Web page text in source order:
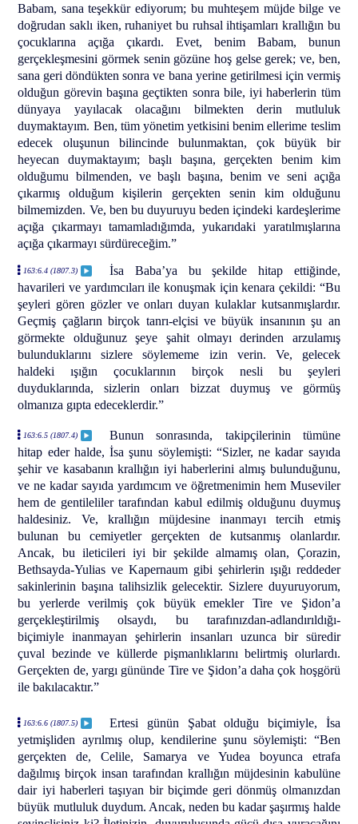
Babam, sana teşekkür ediyorum; bu muhteşem müjde bilge ve
doğrudan saklı iken, ruhaniyet bu ruhsal ihtişamları krallığın bu
çocuklarına açığa çıkardı. Evet, benim Babam, bunun
gerçekleşmesini görmek senin gözüne hoş gelse gerek; ve, ben,
sana geri döndükten sonra ve bana yerine getirilmesi için vermiş
olduğun görevin başına geçtikten sonra bile, iyi haberlerin tüm
dünyaya yayılacak olacağını bilmekten derin mutluluk
duymaktayım. Ben, tüm yönetim yetkisini benim ellerime teslim
edecek oluşunun bilincinde bulunmaktan, çok büyük bir
heyecan duymaktayım; başlı başına, gerçekten benim kim
olduğumu bilmenden, ve başlı başına, benim ve seni açığa
çıkarmış olduğum kişilerin gerçekten senin kim olduğunu
bilmemizden. Ve, ben bu duyuruyu beden içindeki kardeşlerime
açığa çıkarmayı tamamladığımda, yukarıdaki yaratılmışlarına
açığa çıkarmayı sürdüreceğim.”
163:6.4 (1807.3)
İsa Baba’ya bu şekilde hitap ettiğinde,
havarileri ve yardımcıları ile konuşmak için kenara çekildi: “Bu
şeyleri gören gözler ve onları duyan kulaklar kutsanmışlardır.
Geçmiş çağların birçok tanrı-elçisi ve büyük insanının şu an
görmekte olduğunuz şeye şahit olmayı derinden arzulamış
bulunduklarını sizlere söylememe izin verin. Ve, gelecek
haldeki ışığın çocuklarının birçok nesli bu şeyleri
duyduklarında, sizlerin onları bizzat duymuş ve görmüş
olmanıza gıpta edeceklerdir.”
163:6.5 (1807.4)
Bunun sonrasında, takipçilerinin tümüne
hitap eder halde, İsa şunu söylemişti: “Sizler, ne kadar sayıda
şehir ve kasabanın krallığın iyi haberlerini almış bulunduğunu,
ve ne kadar sayıda yardımcım ve öğretmenimin hem Museviler
hem de gentileliler tarafından kabul edilmiş olduğunu duymuş
haldesiniz. Ve, krallığın müjdesine inanmayı tercih etmiş
bulunan bu cemiyetler gerçekten de kutsanmış olanlardır.
Ancak, bu ileticileri iyi bir şekilde almamış olan, Çorazin,
Bethsayda-Yulias ve Kapernaum gibi şehirlerin ışığı reddeder
sakinlerinin başına talihsizlik gelecektir. Sizlere duyuruyorum,
bu yerlerde verilmiş çok büyük emekler Tire ve Şidon’a
gerçekleştirilmiş olsaydı, bu tarafınızdan-adlandırıldığı-
biçimiyle inanmayan şehirlerin insanları uzunca bir süredir
çuval bezinde ve küllerde pişmanlıklarını belirtmiş olurlardı.
Gerçekten de, yargı gününde Tire ve Şidon’a daha çok hoşgörü
ile bakılacaktır.”
163:6.6 (1807.5)
Ertesi günün Şabat olduğu biçimiyle, İsa
yetmişliden ayrılmış olup, kendilerine şunu söylemişti: “Ben
gerçekten de, Celile, Samarya ve Yudea boyunca etrafa
dağılmış birçok insan tarafından krallığın müjdesinin kabulüne
dair iyi haberleri taşıyan bir biçimde geri dönmüş olmanızdan
büyük mutluluk duydum. Ancak, neden bu kadar şaşırmış halde